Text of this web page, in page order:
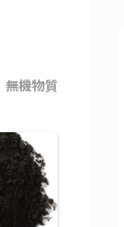
無機物質